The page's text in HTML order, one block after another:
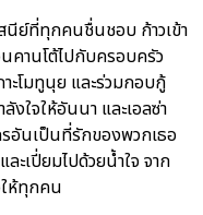
ย์ที่ทุกคนชื่นชอบ ก้าวเข้า
คานโต้ไปกับครอบครัว
ะโมทูนุย และร่วมกอบกู้
งใจให้อันนา และเอลซ่า
อันเป็นที่รักของพวกเธอ
เปี่ยมไปด้วยน้ำใจ จาก
ห้ทุกคน